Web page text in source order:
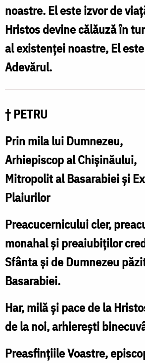
noastre. El este izvor de
Hristos devine călăuză în
al existenței noastre, El
Adevărul.
† PETRU
Prin mila lui Dumnezeu,
Arhiepiscop al Chișinăului,
Mitropolit al Basarabiei și
Plaiurilor
Preacucernicului cler,
monahal și preaiubiților
Sfânta și de Dumnezeu
Basarabiei.
Har, milă și pace de la
de la noi, arhierești
Preasfințiile Voastre,